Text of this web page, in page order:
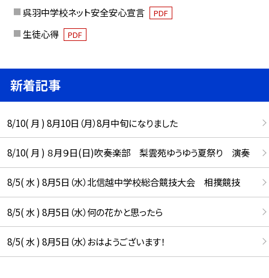
呉羽中学校ネット安全安心宣言 PDF
生徒心得 PDF
新着記事
8/10( 月 ) 8月10日（月）8月中旬になりました
8/10( 月 ) ８月９日(日)吹奏楽部 梨雲苑ゆうゆう夏祭り 演奏
8/5( 水 ) 8月5日（水）北信越中学校総合競技大会 相撲競技
8/5( 水 ) 8月5日（水）何の花かと思ったら
8/5( 水 ) 8月5日（水）おはようございます！